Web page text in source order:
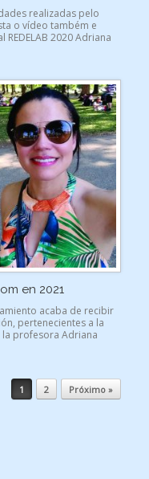
realizadas pelo
o vídeo também e
2020 Adriana
en 2021
acaba de recibir
pertenecientes a la
profesora Adriana
1 2 Próximo »